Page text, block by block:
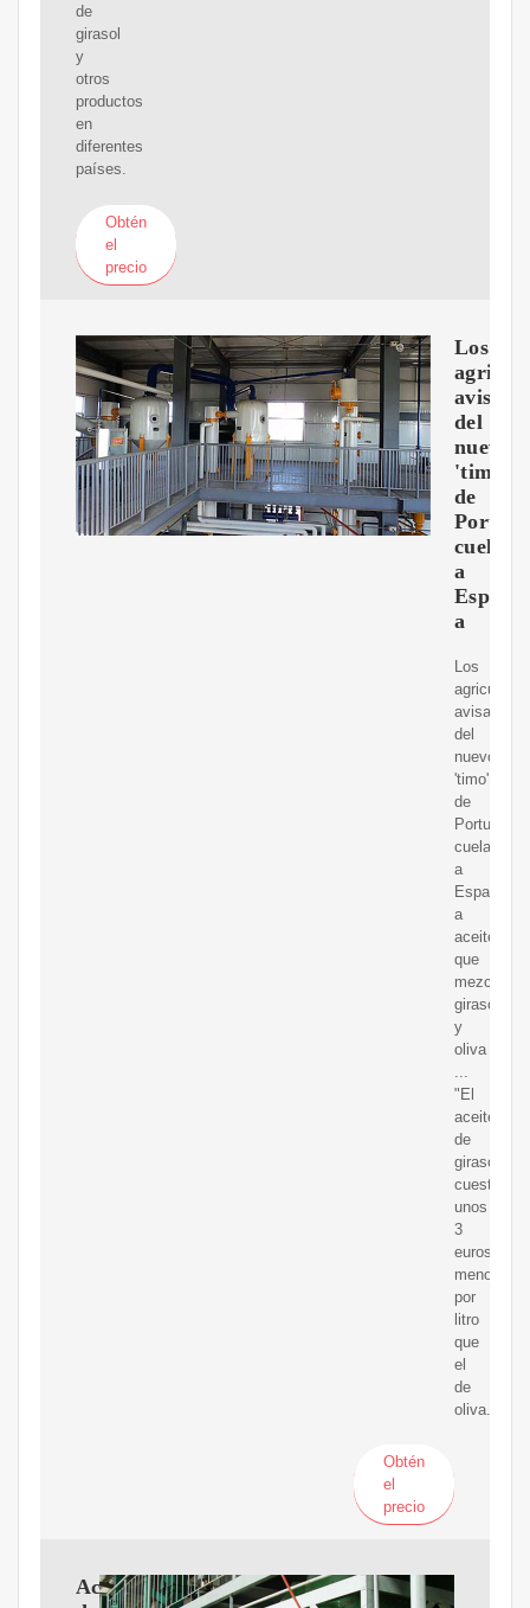
de
girasol
y
otros
productos
en
diferentes
países.
Obtén
el
precio
Los
avisan
del
nuevo
'timo'
de
cuela
a
Espa?
a
Los
avisan
del
nuevo
'timo'
de
Portugal:
cuela
a
Espa?
a
aceite
que
mezcla
girasol
y
oliva
"El
aceite
de
girasol
cuesta
unos
3
euros
menos
por
litro
que
el
de
oliva.
Obtén
el
precio
Aceites